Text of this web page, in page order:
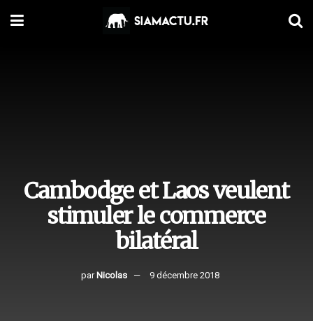
Cambodge et Laos veulent
stimuler le commerce
bilatéral
par Nicolas 9 décembre 2018